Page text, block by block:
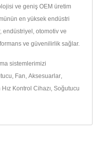
ve geniş OEM üretim
en yüksek endüstri
endüstriyel, otomotiv ve
ve güvenilirlik sağlar.
sistemlerimizi
, Fan, Aksesuarlar,
Hız Kontrol Cihazı, Soğutucu